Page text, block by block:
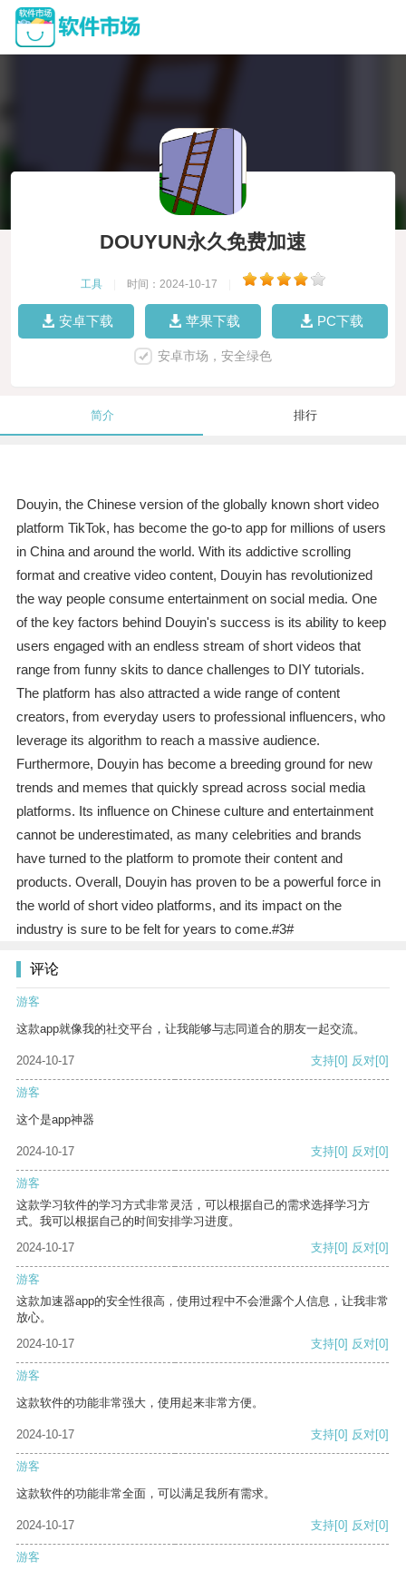
DOUYUN永久免费加速
工具 时间：2024-10-17
安卓下载 苹果下载 PC下载
安卓市场，安全绿色
简介 排行
Douyin, the Chinese version of the globally known short video
platform TikTok, has become the go-to app for millions of users
in China and around the world. With its addictive scrolling
format and creative video content, Douyin has revolutionized
the way people consume entertainment on social media. One
of the key factors behind Douyin's success is its ability to keep
users engaged with an endless stream of short videos that
range from funny skits to dance challenges to DIY tutorials.
The platform has also attracted a wide range of content
creators, from everyday users to professional influencers, who
leverage its algorithm to reach a massive audience.
Furthermore, Douyin has become a breeding ground for new
trends and memes that quickly spread across social media
platforms. Its influence on Chinese culture and entertainment
cannot be underestimated, as many celebrities and brands
have turned to the platform to promote their content and
products. Overall, Douyin has proven to be a powerful force in
the world of short video platforms, and its impact on the
industry is sure to be felt for years to come.#3#
评论
游客
这款app就像我的社交平台，让我能够与志同道合的朋友一起交流。
2024-10-17 支持[0] 反对[0]
游客
这个是app神器
2024-10-17 支持[0] 反对[0]
游客
这款学习软件的学习方式非常灵活，可以根据自己的需求选择学习方
式。我可以根据自己的时间安排学习进度。
2024-10-17
支持[0] 反对[0]
游客
这款加速器app的安全性很高，使用过程中不会泄露个人信息，让我非常
放心。
2024-10-17
支持[0] 反对[0]
游客
这款软件的功能非常强大，使用起来非常方便。
2024-10-17 支持[0] 反对[0]
游客
这款软件的功能非常全面，可以满足我所有需求。
2024-10-17 支持[0] 反对[0]
游客